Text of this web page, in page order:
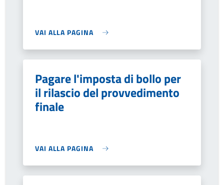
VAI ALLA PAGINA
Pagare l'imposta di bollo per
il rilascio del provvedimento
finale
VAI ALLA PAGINA